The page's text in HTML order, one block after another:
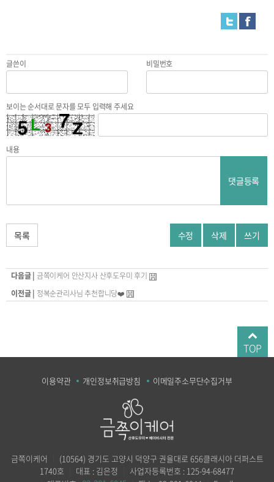
글쓴이 비밀번호
보이는 순서대로 문자를 모두 입력해 주세요
내용
댓글등록
목록 수정 삭제 쓰기
다음글 | 금쪽이케어 안산지사 산후도우미 후기
이전글 | 정복순관리사님 추천합니당❤️
이용약관 개인정보취급방침 이메일주소무단수집거부
금쪽이케어
(10564) 경기도 고양시 덕양구 권율대로 656클래시아 더퍼스트
1740호
대표 : 김은정
사업자등록번호 : 125-94-68477
TOP